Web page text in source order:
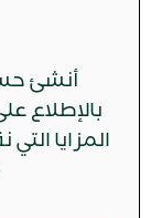
أنشئ
بالإطلاع
المزايا